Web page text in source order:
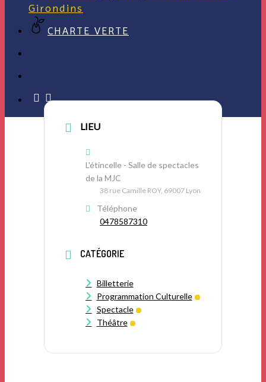
Girondins
CHARTE VERTE
facebook
instagram
LIEU
L'étincelle - Salle de spectacles
de la MJC
38 rue Camille ROY, 69007 Lyon
Téléphone
0478587310
CATÉGORIE
Billetterie
Programmation Culturelle
Spectacle
Théâtre